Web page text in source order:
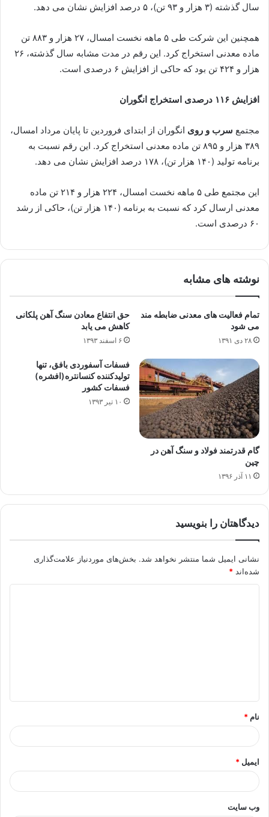
سال گذشته (۳ هزار و ۹۳ تن)، ۵ درصد افزایش نشان می دهد.
همچنین این شرکت طی ۵ ماهه نخست امسال، ۲۷ هزار و ۸۸۳ تن
ماده معدنی استخراج کرد. این رقم در مدت مشابه سال گذشته، ۲۶
هزار و ۴۲۴ تن بود که حاکی از افزایش ۶ درصدی است.
افزایش ۱۱۶ درصدی استخراج انگوران
مجتمع سرب و روی انگوران از ابتدای فروردین تا پایان مرداد امسال،
۳۸۹ هزار و ۸۹۵ تن ماده معدنی استخراج کرد. این رقم نسبت به
برنامه تولید (۱۴۰ هزار تن)، ۱۷۸ درصد افزایش نشان می دهد.
این مجتمع طی ۵ ماهه نخست امسال، ۲۲۴ هزار و ۲۱۴ تن ماده
معدنی ارسال کرد که نسبت به برنامه (۱۴۰ هزار تن)، حاکی از رشد
۶۰ درصدی است.
نوشته های مشابه
تمام فعالیت های معدنی ضابطه مند
می شود
۲۸ دی ۱۳۹۱
حق انتفاع معادن سنگ آهن پلکانی
کاهش می یابد
۶ اسفند ۱۳۹۳
گام قدرتمند فولاد و سنگ آهن در
چین
۱۱ آذر ۱۳۹۶
فسفات آسفوردی بافق، تنها
تولیدکننده کنسانتره(افشره)
فسفات کشور
۱۰ تیر ۱۳۹۳
دیدگاهتان را بنویسید
نشانی ایمیل شما منتشر نخواهد شد. بخش‌های موردنیاز علامت‌گذاری
شده‌اند *
*
نام *
ایمیل *
وب‌ سایت